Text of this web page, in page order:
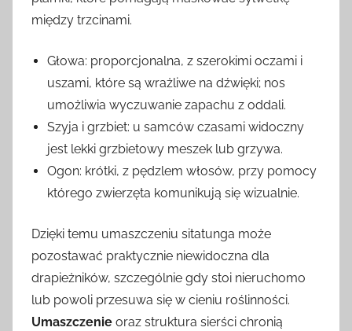
między trzcinami.
Głowa: proporcjonalna, z szerokimi oczami i
uszami, które są wrażliwe na dźwięki; nos
umożliwia wyczuwanie zapachu z oddali.
Szyja i grzbiet: u samców czasami widoczny
jest lekki grzbietowy meszek lub grzywa.
Ogon: krótki, z pędzlem włosów, przy pomocy
którego zwierzęta komunikują się wizualnie.
Dzięki temu umaszczeniu sitatunga może
pozostawać praktycznie niewidoczna dla
drapieżników, szczególnie gdy stoi nieruchomo
lub powoli przesuwa się w cieniu roślinności.
Umaszczenie oraz struktura sierści chronią